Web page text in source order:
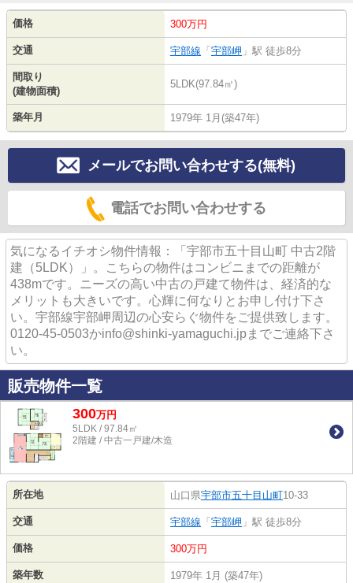
価格 300万円
交通 宇部線 「 宇部岬 」駅 徒歩8分
間取り
(建物面積)
5LDK(97.84㎡)
築年月 1979年 1月(築47年)
メールでお問い合わせする(無料)
電話でお問い合わせする
気になるイチオシ物件情報：「宇部市五十目山町 中古2階
建（5LDK）」。こちらの物件はコンビニまでの距離が
438mです。ニーズの高い中古の戸建て物件は、経済的な
メリットも大きいです。心輝に何なりとお申し付け下さ
い。宇部線宇部岬周辺の心安らぐ物件をご提供致します。
0120-45-0503かinfo@shinki-yamaguchi.jpまでご連絡下さ
い。
販売物件一覧
300万円
5LDK / 97.84㎡
2階建 / 中古一戸建/木造
所在地 山口県宇部市五十目山町10-33
交通 宇部線 「 宇部岬 」駅 徒歩8分
価格 300万円
築年数 1979年 1月 (築47年)